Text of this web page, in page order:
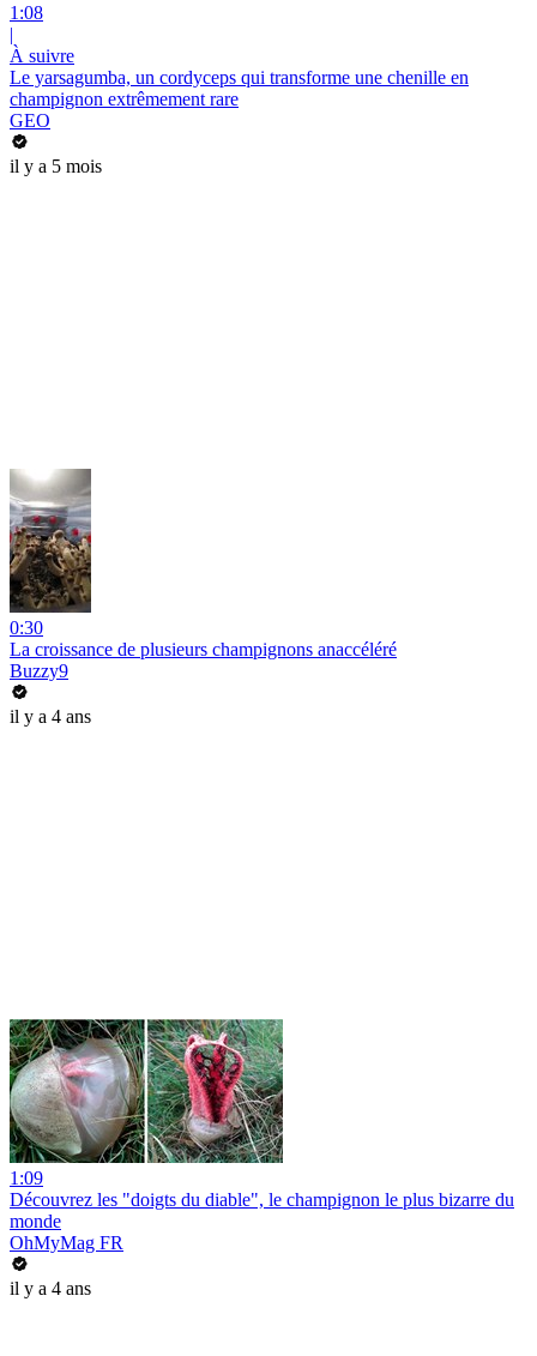
1:08
|
À suivre
Le yarsagumba, un cordyceps qui transforme une chenille en
champignon extrêmement rare
GEO
il y a 5 mois
0:30
La croissance de plusieurs champignons anaccéléré
Buzzy9
il y a 4 ans
1:09
Découvrez les "doigts du diable", le champignon le plus bizarre du
monde
OhMyMag FR
il y a 4 ans